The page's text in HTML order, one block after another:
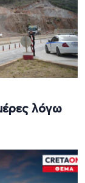
λόγω